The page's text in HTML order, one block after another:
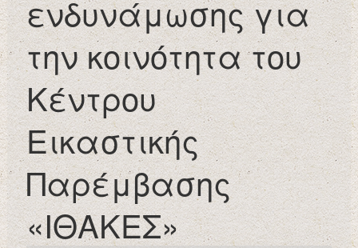
ενδυνάμωσης για
την κοινότητα του
Κέντρου
Εικαστικής
Παρέμβασης
«ΙΘΑΚΕΣ»